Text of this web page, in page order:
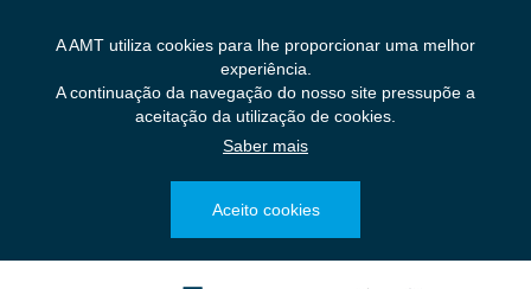
A AMT utiliza cookies para lhe proporcionar uma melhor
experiência.
A continuação da navegação do nosso site pressupõe a
aceitação da utilização de cookies.
Saber mais
Aceito cookies